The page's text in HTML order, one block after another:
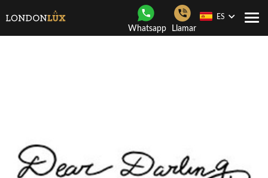
Whatsapp Llamar
ES